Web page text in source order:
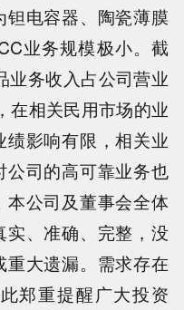
电容器、陶瓷薄膜
业务规模极小。截
业务收入占公司营业
在相关民用市场的业
影响有限，相关业
司的高可靠业务也
公司及董事会全体
、准确、完整，没
大遗漏。需求存在
郑重提醒广大投资